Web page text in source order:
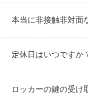
本当に非接触非対面
定休日はいつですか
ロッカーの鍵の受け